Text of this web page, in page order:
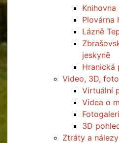
Plovárna
Lázně
jeskyně
Hranická
Video, 3D, foto
Virtuální
Videa o
3D
Ztráty a nálezy